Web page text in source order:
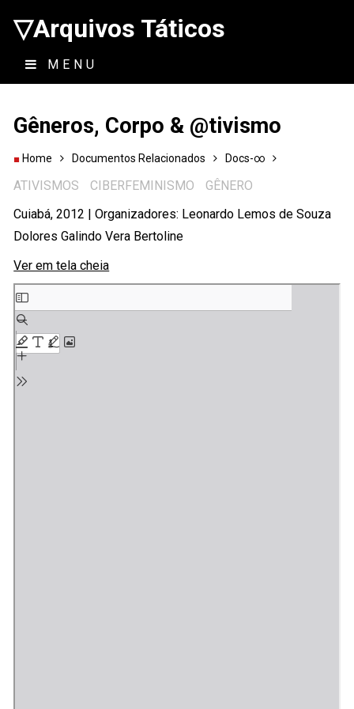
▽Arquivos Táticos
MENU
Gêneros, Corpo & @tivismo
Home Documentos Relacionados Docs-∞
ATIVISMOS CIBERFEMINISMO
GÊNERO
Cuiabá, 2012 | Organizadores: Leonardo Lemos de Souza
Dolores Galindo Vera Bertoline
Ver em tela cheia
Skip
to
PDF
content